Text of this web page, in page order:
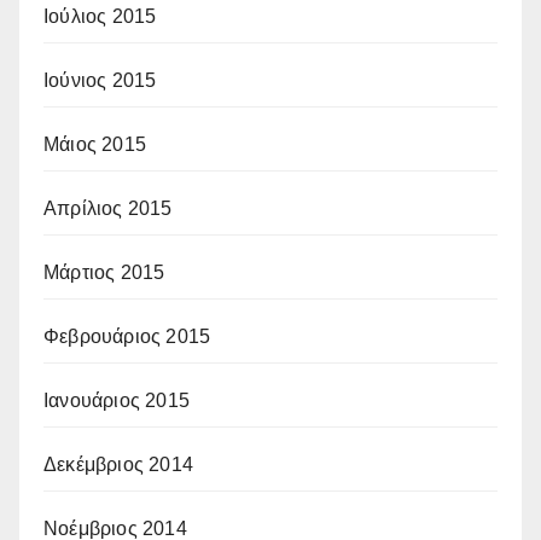
Ιούλιος 2015
Ιούνιος 2015
Μάιος 2015
Απρίλιος 2015
Μάρτιος 2015
Φεβρουάριος 2015
Ιανουάριος 2015
Δεκέμβριος 2014
Νοέμβριος 2014